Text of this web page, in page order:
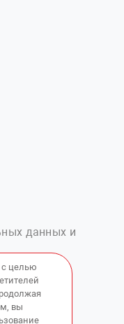
данных и
с целью
вы